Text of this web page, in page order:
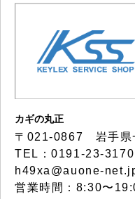
カギの丸正
〒021-0867 岩手県
TEL：0191-23-
h49xa@auone-
営業時間：8:30〜